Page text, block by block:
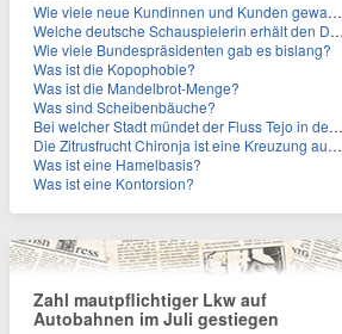
Wie viele neue Kundinnen und Kunden gewann MagentaTV allein durch die WM hinzu?
Welche deutsche Schauspielerin erhält den Deutschen Kulturpolitikpreis?
Wie viele Bundespräsidenten gab es bislang?
Was ist die Kopophobie?
Was ist die Mandelbrot-Menge?
Was sind Scheibenbäuche?
Bei welcher Stadt mündet der Fluss Tejo in den Atlantik?
Die Zitrusfrucht Chironja ist eine Kreuzung aus welchen Früchten?
Was ist eine Hamelbasis?
Was ist eine Kontorsion?
Zahl mautpflichtiger Lkw auf
Autobahnen im Juli gestiegen